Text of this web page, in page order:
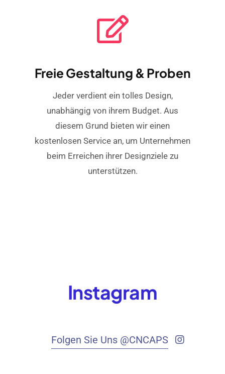
Freie Gestaltung & Proben
Jeder verdient ein tolles Design,
unabhängig von ihrem Budget. Aus
diesem Grund bieten wir einen
kostenlosen Service an, um Unternehmen
beim Erreichen ihrer Designziele zu
unterstützen.
Instagram
Folgen Sie Uns @CNCAPS